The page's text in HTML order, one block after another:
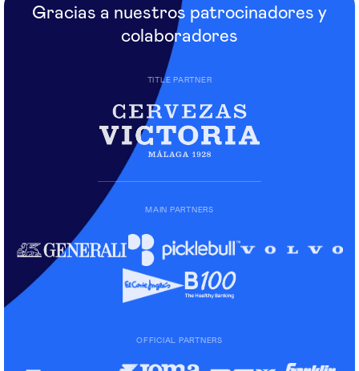
Gracias a nuestros patrocinadores y
colaboradores
TITLE PARTNER
MAIN PARTNERS
OFFICIAL PARTNERS